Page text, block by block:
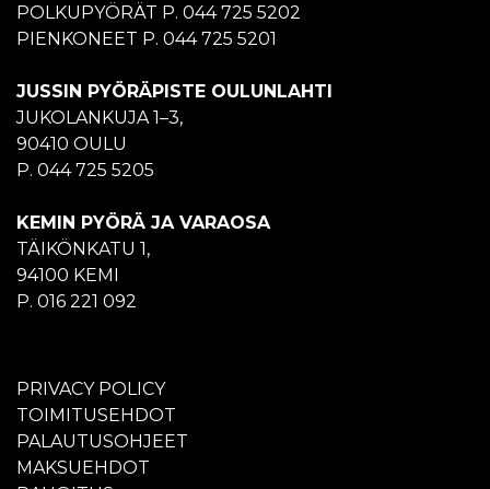
POLKUPYÖRÄT P. 044 725 5202
PIENKONEET P. 044 725 5201
JUSSIN PYÖRÄPISTE OULUNLAHTI
JUKOLANKUJA 1–3,
90410 OULU
P. 044 725 5205
KEMIN PYÖRÄ JA VARAOSA
TÄIKÖNKATU 1,
94100 KEMI
P. 016 221 092
PRIVACY POLICY
TOIMITUSEHDOT
PALAUTUSOHJEET
MAKSUEHDOT